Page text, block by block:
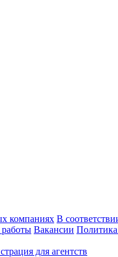
компаниях В
Вакансии
для агентств